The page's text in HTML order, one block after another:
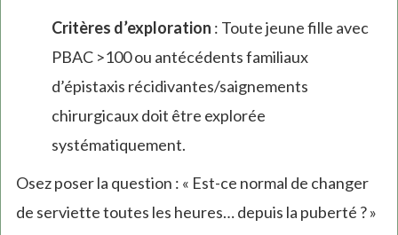
Critères d’exploration : Toute jeune fille avec
PBAC >100 ou antécédents familiaux
d’épistaxis récidivantes/saignements
chirurgicaux doit être explorée
systématiquement.
Osez poser la question : « Est-ce normal de changer
de serviette toutes les heures… depuis la puberté ? »